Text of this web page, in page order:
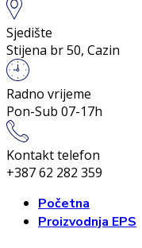
Sjedište
Stijena br 50, Cazin
Radno vrijeme
Pon-Sub 07-17h
Kontakt telefon
+387 62 282 359
Početna
Proizvodnja EPS